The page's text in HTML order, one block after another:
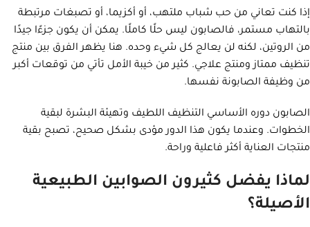
إذا كنت تعاني من حب شباب ملتهب، أو أكزيما، أو تصبغات مرتبطة
بالتهاب مستمر، فالصابون ليس حلًا كاملًا. يمكن أن يكون جزءًا جيدًا
من الروتين، لكنه لن يعالج كل شيء وحده. هنا يظهر الفرق بين منتج
تنظيف ممتاز ومنتج علاجي. كثير من خيبة الأمل تأتي من توقعات أكبر
من وظيفة الصابونة نفسها.
الصابون دوره الأساسي التنظيف اللطيف وتهيئة البشرة لبقية
الخطوات. وعندما يكون هذا الدور مؤدى بشكل صحيح، تصبح بقية
منتجات العناية أكثر فاعلية وراحة.
لماذا يفضل كثيرون الصوابين الطبيعية
الأصيلة؟